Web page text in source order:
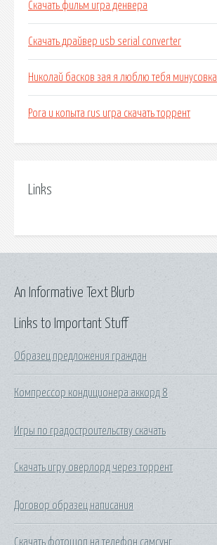
Скачать фильм игра денвера
Скачать драйвер usb serial converter
Николай басков зая я люблю тебя минусовка
Рога и копыта rus игра скачать торрент
Links
Links to Important Stuff
Образец предложения граждан
Компрессор кондиционера аккорд 8
Игры по градостроительству скачать
Скачать игру оверлорд через торрент
Договор образец написания
Скачать фотошоп на телефон самсунг
An Informative Text Blurb